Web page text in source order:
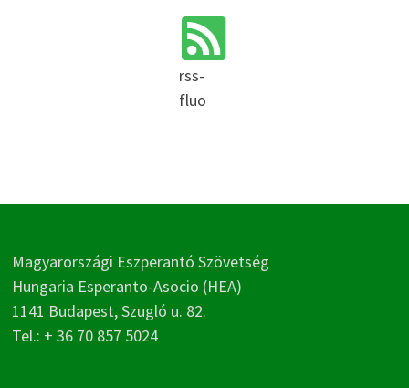
rss-
fluo
Magyarországi Eszperantó Szövetség
Hungaria Esperanto-Asocio (HEA)
1141 Budapest, Szugló u. 82.
Tel.: + 36 70 857 5024